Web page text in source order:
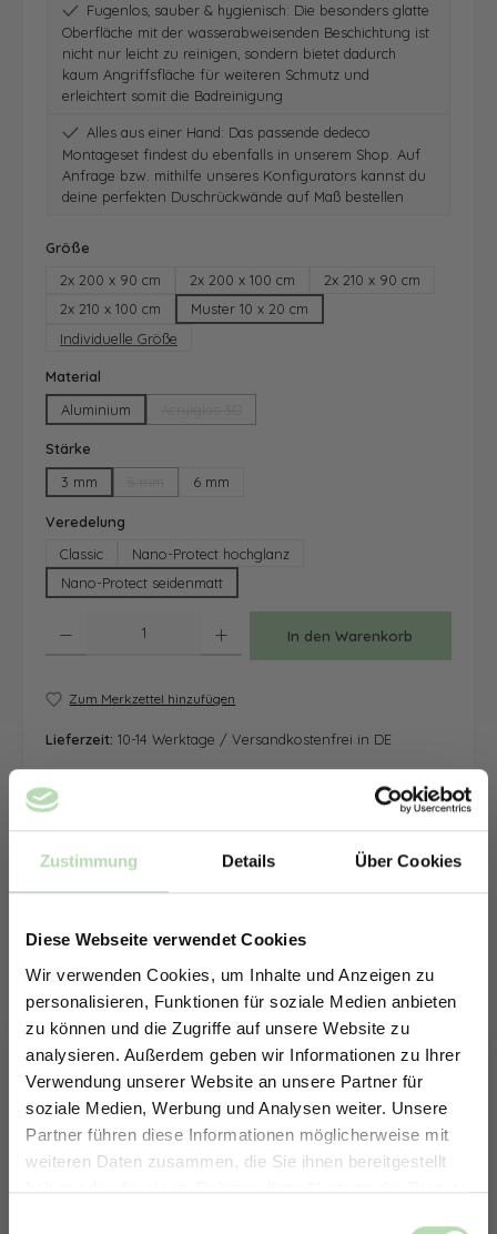
Zustimmung Details Über Cookies
Diese Webseite verwendet Cookies
Wir verwenden Cookies, um Inhalte und Anzeigen zu
personalisieren, Funktionen für soziale Medien anbieten
zu können und die Zugriffe auf unsere Website zu
analysieren. Außerdem geben wir Informationen zu Ihrer
Verwendung unserer Website an unsere Partner für
soziale Medien, Werbung und Analysen weiter. Unsere
Partner führen diese Informationen möglicherweise mit
weiteren Daten zusammen, die Sie ihnen bereitgestellt
haben oder die sie im Rahmen Ihrer Nutzung der Dienste
Fugenlos, sauber & hygienisch: Die besonders glatte
Oberfläche mit der wasserabweisenden Beschichtung ist
nicht nur leicht zu reinigen, sondern bietet dadurch
kaum Angriffsfläche für weiteren Schmutz und
erleichtert somit die Badreinigung
Alles aus einer Hand: Das passende dedeco
Montageset findest du ebenfalls in unserem Shop. Auf
Anfrage bzw. mithilfe unseres Konfigurators kannst du
deine perfekten Duschrückwände auf Maß bestellen
Größe
2x 200 x 90 cm
2x 200 x 100 cm
2x 210 x 90 cm
2x 210 x 100 cm
Muster 10 x 20 cm
Individuelle Größe
Material
Aluminium
Stärke
3 mm
(Diese Option ist zurzeit nicht verfügbar.)
6 mm
Veredelung
Classic
Nano-Protect hochglanz
Nano-Protect seidenmatt
In den Warenkorb
Zum Merkzettel hinzufügen
Lieferzeit: 10-14 Werktage / Versandkostenfrei in DE
ERHALTE 5% RABATT AUF
DEINE RÜCKWÄNDE